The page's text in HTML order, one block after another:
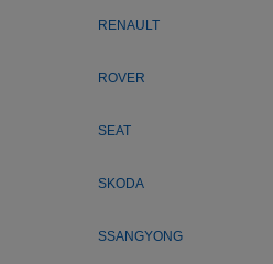
RENAULT
ROVER
SEAT
SKODA
SSANGYONG